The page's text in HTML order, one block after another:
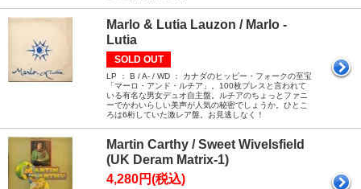
Marlo & Lutia Lauzon / Marlo -
Lutia
SOLD OUT
LP ： B / A- / WD ： カナダのヒッピー・フォークの至宝
「マーロ・アンド・ルチア」。100枚プレスと言われて
いる有名な男女デュオ自主盤。ルチアのちょっとファニ
ーでかわいらしい美声が人気の秘密でしょうか。ひとこ
ろは6桁していた激レア盤。お見逃しなく！
Martin Carthy / Sweet Wivelsfield
(UK Deram Matrix-1)
4,280円(税込)